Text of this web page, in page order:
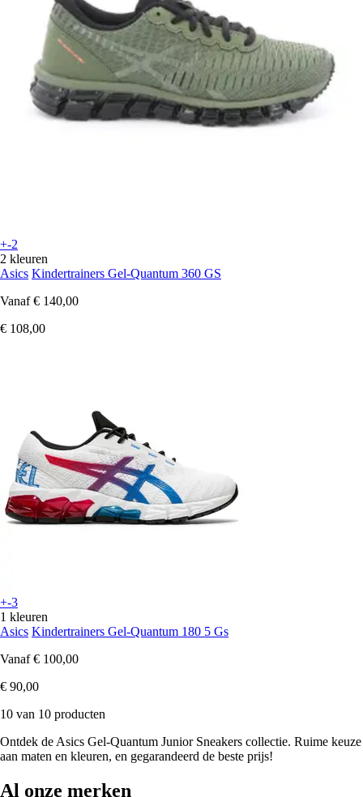
+-2
2 kleuren
Asics Kindertrainers Gel-Quantum 360 GS
Vanaf € 140,00
€ 108,00
+-3
1 kleuren
Asics Kindertrainers Gel-Quantum 180 5 Gs
Vanaf € 100,00
€ 90,00
10 van 10 producten
Ontdek de Asics Gel-Quantum Junior Sneakers collectie. Ruime keuze
aan maten en kleuren, en gegarandeerd de beste prijs!
Al onze merken